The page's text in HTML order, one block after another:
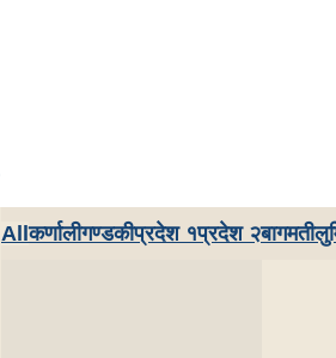
Allकर्णालीगण्डकीप्रदेश १प्रदेश २बागमती